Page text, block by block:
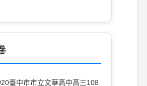
臺中市市立文華高中高三108